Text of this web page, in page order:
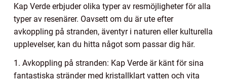
Kap Verde erbjuder olika typer av resmöjligheter för alla
typer av resenärer. Oavsett om du är ute efter
avkoppling på stranden, äventyr i naturen eller kulturella
upplevelser, kan du hitta något som passar dig här.
1. Avkoppling på stranden: Kap Verde är känt för sina
fantastiska stränder med kristallklart vatten och vita